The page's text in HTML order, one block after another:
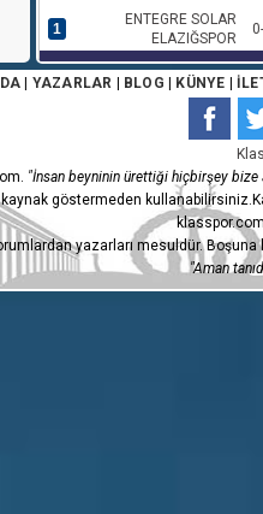
1
ENTEGRE SOLAR
ELAZIĞSPOR
YAZARLAR BLOG KÜNYE
"İnsan beyninin ürettiği hiçbirşey bize
kaynak göstermeden
yazarları mesuldür.
"Aman